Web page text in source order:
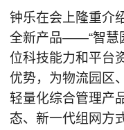
钟乐在会上隆重介
全新产品——“智慧
位科技能力和平台
优势，为物流园区
轻量化综合管理产
态、新一代组网方